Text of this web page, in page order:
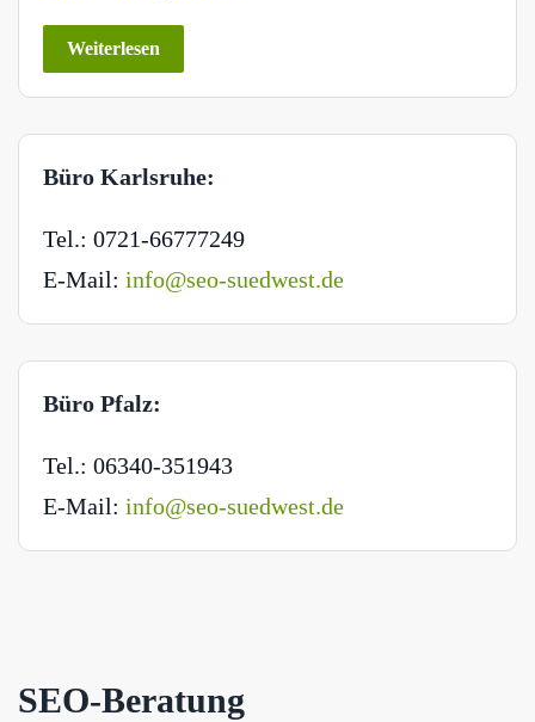
Weiterlesen
Büro Karlsruhe:
Tel.: 0721-66777249
E-Mail: info@seo-suedwest.de
Büro Pfalz:
Tel.: 06340-351943
E-Mail: info@seo-suedwest.de
SEO-Beratung